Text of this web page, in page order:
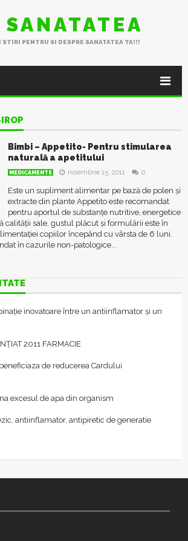
STIRI PENTRU SI DESPRE SANATATEA TA!!!
Bimbi – Appetito- Pentru stimularea
naturală a apetitului
MEDICAMENTE noiembrie 15, 2011 0
Este un supliment alimentar pe bază de polen și
extracte din plante Appetito este recomandat
pentru aportul de substanțe nutritive, energetice
calității sale, gustul plăcut și formulării este în
copiilor începând cu vârsta de 6 luni.
în cazurile non-patologice...
inovatoare între un antiinflamator și un
2011 FARMACIE
de reducerea Cardului
excesul de apa din organism
antiinflamator, antipiretic de generatie